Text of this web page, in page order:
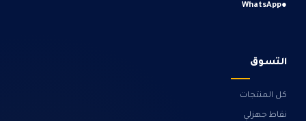
●
WhatsApp
التسوق
كل المنتجات
نقاط جهزلي